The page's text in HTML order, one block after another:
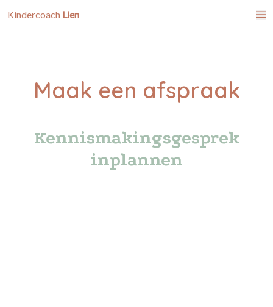
Kindercoach Lien
Maak een afspraak
Kennismakingsgesprek
inplannen